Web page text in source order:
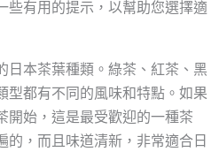
些有用的提示，以幫助您選擇適
日本茶葉種類。綠茶、紅茶、黑
型都有不同的風味和特點。如果
開始，這是最受歡迎的一種茶
的，而且味道清新，非常適合日